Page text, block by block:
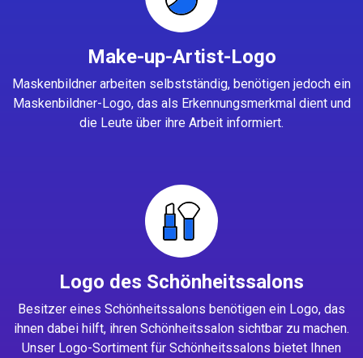
Make-up-Artist-Logo
Maskenbildner arbeiten selbstständig, benötigen jedoch ein
Maskenbildner-Logo, das als Erkennungsmerkmal dient und
die Leute über ihre Arbeit informiert.
Logo des Schönheitssalons
Besitzer eines Schönheitssalons benötigen ein Logo, das
ihnen dabei hilft, ihren Schönheitssalon sichtbar zu machen.
Unser Logo-Sortiment für Schönheitssalons bietet Ihnen